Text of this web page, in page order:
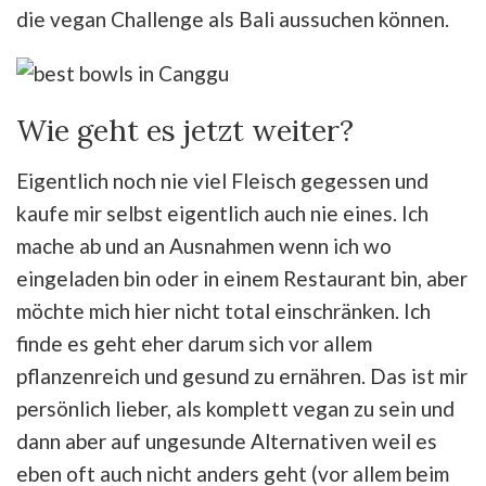
die vegan Challenge als Bali aussuchen können.
Wie geht es jetzt weiter?
Eigentlich noch nie viel Fleisch gegessen und
kaufe mir selbst eigentlich auch nie eines. Ich
mache ab und an Ausnahmen wenn ich wo
eingeladen bin oder in einem Restaurant bin, aber
möchte mich hier nicht total einschränken. Ich
finde es geht eher darum sich vor allem
pflanzenreich und gesund zu ernähren. Das ist mir
persönlich lieber, als komplett vegan zu sein und
dann aber auf ungesunde Alternativen weil es
eben oft auch nicht anders geht (vor allem beim